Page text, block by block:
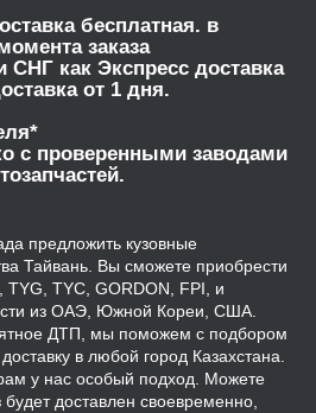
бесплатная. в
заказа
СНГ как Экспресс доставка
от 1 дня.
с проверенными заводами
предложить кузовные
Тайвань. Вы сможете приобрести
TYG, TYC, GORDON, FPI, и
из ОАЭ, Южной Кореи, США.
ДТП, мы поможем с подбором
в любой город Казахстана.
у нас особый подход. Можете
доставлен своевременно,